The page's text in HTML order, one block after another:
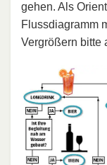
gehen. Als
Flussdiagramm
Vergrößern bitte